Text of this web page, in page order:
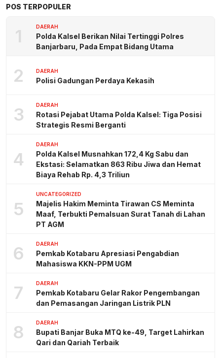
POS TERPOPULER
1 DAERAH
Polda Kalsel Berikan Nilai Tertinggi Polres
Banjarbaru, Pada Empat Bidang Utama
2 DAERAH
Polisi Gadungan Perdaya Kekasih
3 DAERAH
Rotasi Pejabat Utama Polda Kalsel: Tiga Posisi
Strategis Resmi Berganti
4
DAERAH
Polda Kalsel Musnahkan 172,4 Kg Sabu dan
Ekstasi: Selamatkan 863 Ribu Jiwa dan Hemat
Biaya Rehab Rp. 4,3 Triliun
5
UNCATEGORIZED
Majelis Hakim Meminta Tirawan CS Meminta
Maaf, Terbukti Pemalsuan Surat Tanah di Lahan
PT AGM
6 DAERAH
Pemkab Kotabaru Apresiasi Pengabdian
Mahasiswa KKN-PPM UGM
7 DAERAH
Pemkab Kotabaru Gelar Rakor Pengembangan
dan Pemasangan Jaringan Listrik PLN
8 DAERAH
Bupati Banjar Buka MTQ ke-49, Target Lahirkan
Qari dan Qariah Terbaik